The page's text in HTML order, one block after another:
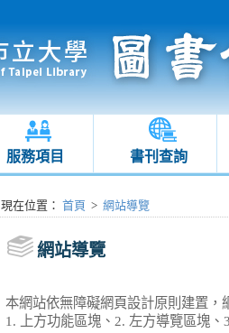
服務項目 書刊查詢
:::現在位置 ： 首頁 > 網站導覽
網站導覽
本網站依無障礙網頁設計原則建置，
1. 上方功能區塊、2. 左方導覽區塊